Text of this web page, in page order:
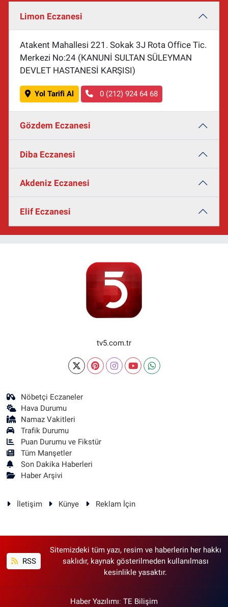
Limon Eczanesi
Atakent Mahallesi 221. Sokak 3J Rota Office Tic.
Merkezi No:24 (KANUNİ SULTAN SÜLEYMAN
DEVLET HASTANESİ KARŞISI)
Yol Tarifi Al 0 (212) 924 64 68
Gözdem Eczanesi
Diba Eczanesi
Akdeniz Eczanesi
Elif Eczanesi
tv5.com.tr
Nöbetçi Eczaneler
Hava Durumu
Namaz Vakitleri
Trafik Durumu
Puan Durumu ve Fikstür
Tüm Manşetler
Son Dakika Haberleri
Haber Arşivi
İletişim Künye Reklam İçin
RSS
Sitemizdeki tüm yazı, resim ve haberlerin her hakkı
saklıdır, kaynak gösterilmeden kullanılması
kesinlikle yasaktır.
Haber Yazılımı: TE Bilişim